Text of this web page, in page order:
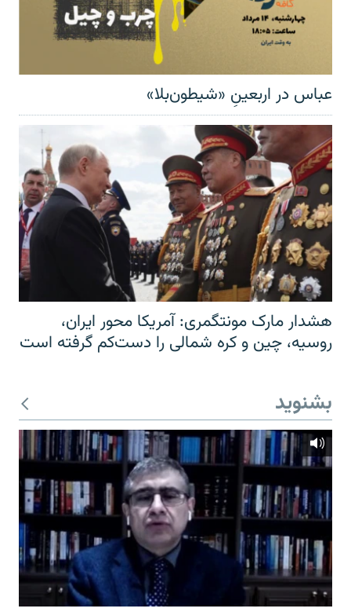
عباس در اربعینِ «شیطون‌بلا»
هشدار مارک مونتگمری: آمریکا محور ایران،
روسیه، چین و کره شمالی را دست‌کم گرفته است
بشنوید